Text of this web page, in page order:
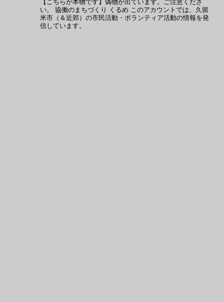
【こちらが本物です】偽物が出ています。ご注意くださ
い。
協働のまちづくり くるめ このアカウントでは、久留
米市（＆近郊）の市民活動・ボランティア活動の情報を発
信しています。